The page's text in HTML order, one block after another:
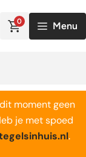
0 Menu
moment geen
je met spoed
.